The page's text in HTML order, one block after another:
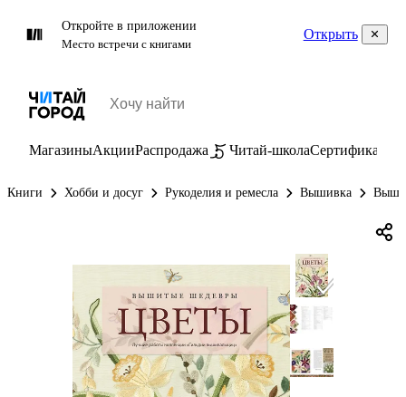
Откройте в приложении
Место встречи с книгами
Открыть
МагазиныАкцииРаспродажа Читай-школаСертификаты
Книги Хобби и досуг Рукоделия и ремесла Вышивка